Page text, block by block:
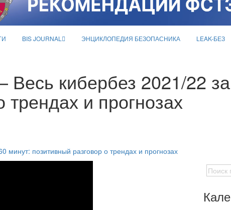
BIS JOURNAL ЭНЦИКЛОПЕДИЯ БЕЗОПАСНИКА LEAK-БЕЗ
кибербез 2021/22
трендах и прогнозах
позитивный разговор о трендах и прогнозах